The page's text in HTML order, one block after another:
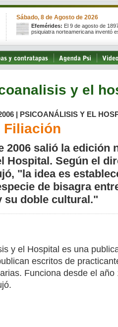
Sábado, 8 de Agosto de 2026
Efemérides: El 9 de agosto de
psiquiatra norteamericana inventó
y el
| PSICOANÁLISIS Y EL
Filiación
2006 salió la edición
Hospital. Según el
"la idea es
de bisagra
su doble cultural."
y el Hospital es una
escritos de
Funciona desde el año